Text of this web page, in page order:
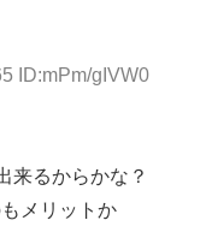
ID:mPm/gIVW0
来るからかな？
メリットか